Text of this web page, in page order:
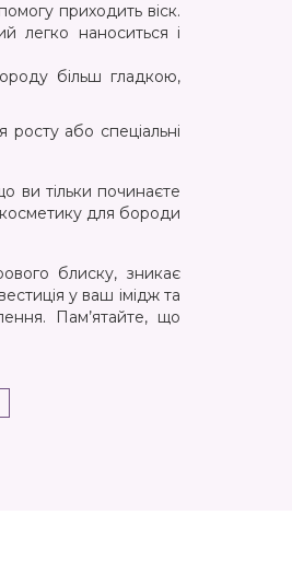
приходить віск.
легко наноситься і
більш гладкою,
або спеціальні
ви тільки починаєте
для бороди
блиску, зникає
у ваш імідж та
Пам’ятайте, що